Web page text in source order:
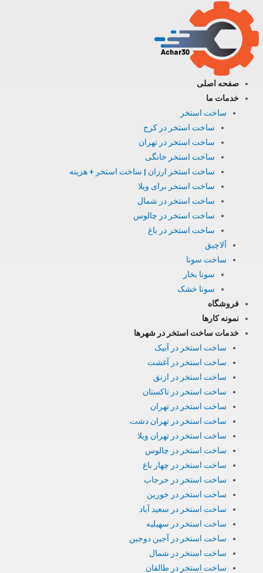
محتوا
صفحه اصلی
خدمات ما
ساخت استخر
ساخت استخر در کرج
ساخت استخر در تهران
ساخت استخر خانگی
ساخت استخر ارزان | ساخت استخر + هزینه
ساخت استخر برای ویلا
ساخت استخر در شمال
ساخت استخر در چالوس
ساخت استخر در باغ
آلاچیق
ساخت سونا
سونا بخار
سونا خشک
فروشگاه
نمونه کارها
خدمات ساخت استخر در شهرها
ساخت استخر در آبیک
ساخت استخر در آغشت
ساخت استخر در ازنق
ساخت استخر در تاکستان
ساخت استخر در تهران
ساخت استخر در تهران دشت
ساخت استخر در تهران ویلا
ساخت استخر در چالوس
ساخت استخر در چهار باغ
ساخت استخر در حرجاب
ساخت استخر در خورین
ساخت استخر در سعید آباد
ساخت استخر در سهیلیه
ساخت استخر در آجین دوجین
ساخت استخر در شمال
ساخت استخر در طالقان